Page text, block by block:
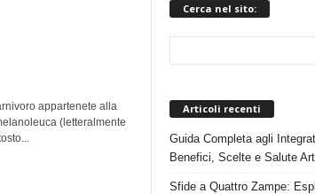
appartenete alla
(letteralmente
Cerca nel sito:
Articoli recenti
Guida Completa agli
Benefici, Scelte e Salute
Sfide a Quattro Zampe: